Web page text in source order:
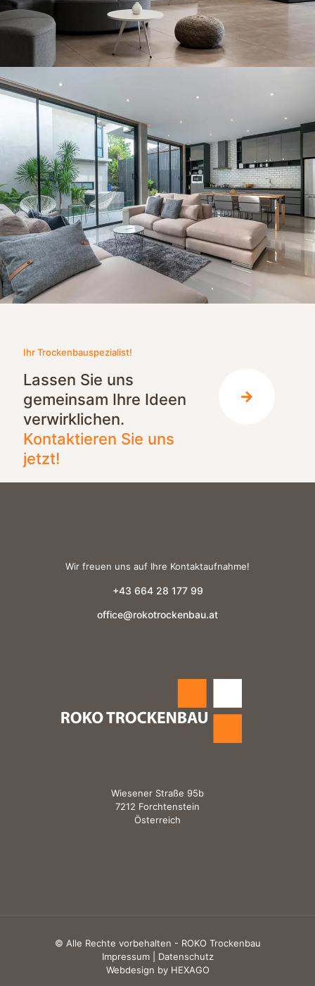
Ihr Trockenbauspezialist!
Lassen Sie uns
gemeinsam Ihre Ideen
verwirklichen.
Kontaktieren Sie uns
jetzt!
Wir freuen uns auf Ihre Kontaktaufnahme!
+43 664 28 177 99
office@rokotrockenbau.at
Wiesener Straße 95b
7212 Forchtenstein
Österreich
© Alle Rechte vorbehalten - ROKO Trockenbau
Impressum | Datenschutz
Webdesign by HEXAGO